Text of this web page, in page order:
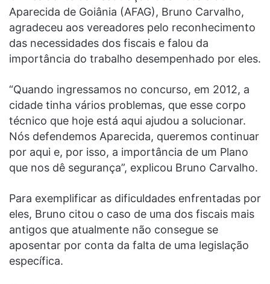
Aparecida de Goiânia (AFAG), Bruno Carvalho,
agradeceu aos vereadores pelo reconhecimento
das necessidades dos fiscais e falou da
importância do trabalho desempenhado por eles.
“Quando ingressamos no concurso, em 2012, a
cidade tinha vários problemas, que esse corpo
técnico que hoje está aqui ajudou a solucionar.
Nós defendemos Aparecida, queremos continuar
por aqui e, por isso, a importância de um Plano
que nos dê segurança”, explicou Bruno Carvalho.
Para exemplificar as dificuldades enfrentadas por
eles, Bruno citou o caso de uma dos fiscais mais
antigos que atualmente não consegue se
aposentar por conta da falta de uma legislação
específica.